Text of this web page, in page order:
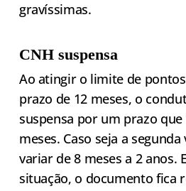
gravíssimas.
CNH suspensa
Ao atingir o limite de
prazo de 12 meses, o
suspensa por um prazo que
meses. Caso seja a
variar de 8 meses a 2 anos.
situação, o documento fica